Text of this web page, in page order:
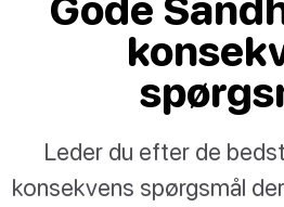
Leder du efter de
konsekvens spørgsmål